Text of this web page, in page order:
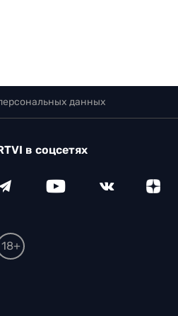
данных
в соцсетях
18+